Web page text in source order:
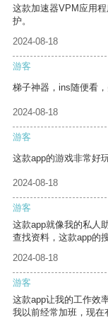
这款加速器VPM应用
护。
2024-08-18
游客
梯子神器，ins随便看，
2024-08-18
游客
这款app的游戏非常好
2024-08-18
游客
这款app就像我的私人
查找资料，这款app的
2024-08-18
游客
这款app让我的工作效
我以前经常加班，现